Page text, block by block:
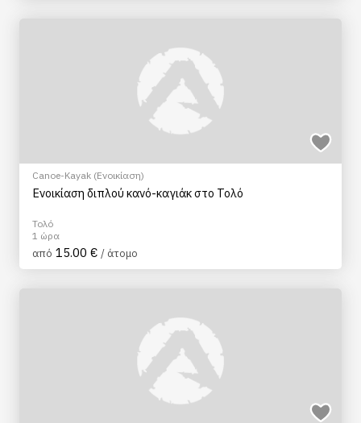
Canoe-Kayak (Ενοικίαση)
Ενοικίαση διπλού κανό-καγιάκ στο Τολό
Τολό
1 ώρα
από 15.00 € / άτομο